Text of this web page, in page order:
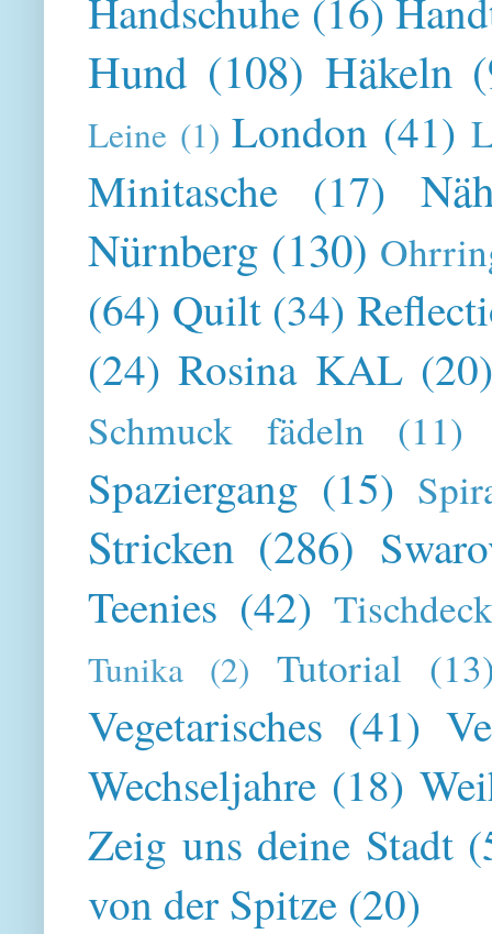
Handschuhe (16)
Hund (108) Häkeln
Leine (1) London (41)
Minitasche (17)
Nürnberg (130)
(64) Quilt (34)
(24) Rosina KAL
Schmuck fädeln (11)
Spaziergang (15)
Stricken (286)
Teenies (42)
Tunika (2) Tutorial
Vegetarisches (41)
Wechseljahre (18)
Zeig uns deine Stadt
von der Spitze (20)